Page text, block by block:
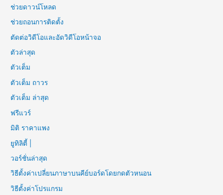
ช่วยดาวน์โหลด
ช่วยถอนการติดตั้ง
ตัดต่อวิดีโอและอัดวิดีโอหน้าจอ
ตัวล่าสุด
ตัวเต็ม
ตัวเต็ม ถาวร
ตัวเต็ม ล่าสุด
ฟรีแวร์
มิติ ราคาแพง
ยูทิลิตี้ |
วอร์ชั่นล่าสุด
วิธีตั้งค่าเปลี่ยนภาษาบนคีย์บอร์ดโดยกดตัวหนอน
วิธีตั้งค่าโปรแกรม